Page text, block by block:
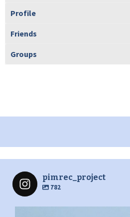
Profile
Friends
Groups
pimrec_project
782